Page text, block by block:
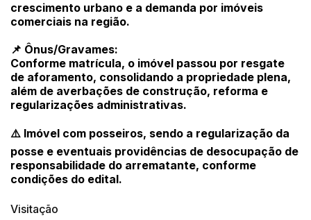
crescimento urbano e a demanda por imóveis
comerciais na região.
📌 Ônus/Gravames:
Conforme matrícula, o imóvel passou por resgate
de aforamento, consolidando a propriedade plena,
além de averbações de construção, reforma e
regularizações administrativas.
⚠️ Imóvel com posseiros, sendo a regularização da
posse e eventuais providências de desocupação de
responsabilidade do arrematante, conforme
condições do edital.
Visitação